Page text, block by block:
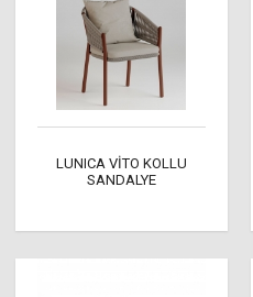
LUNICA VİTO KOLLU
SANDALYE